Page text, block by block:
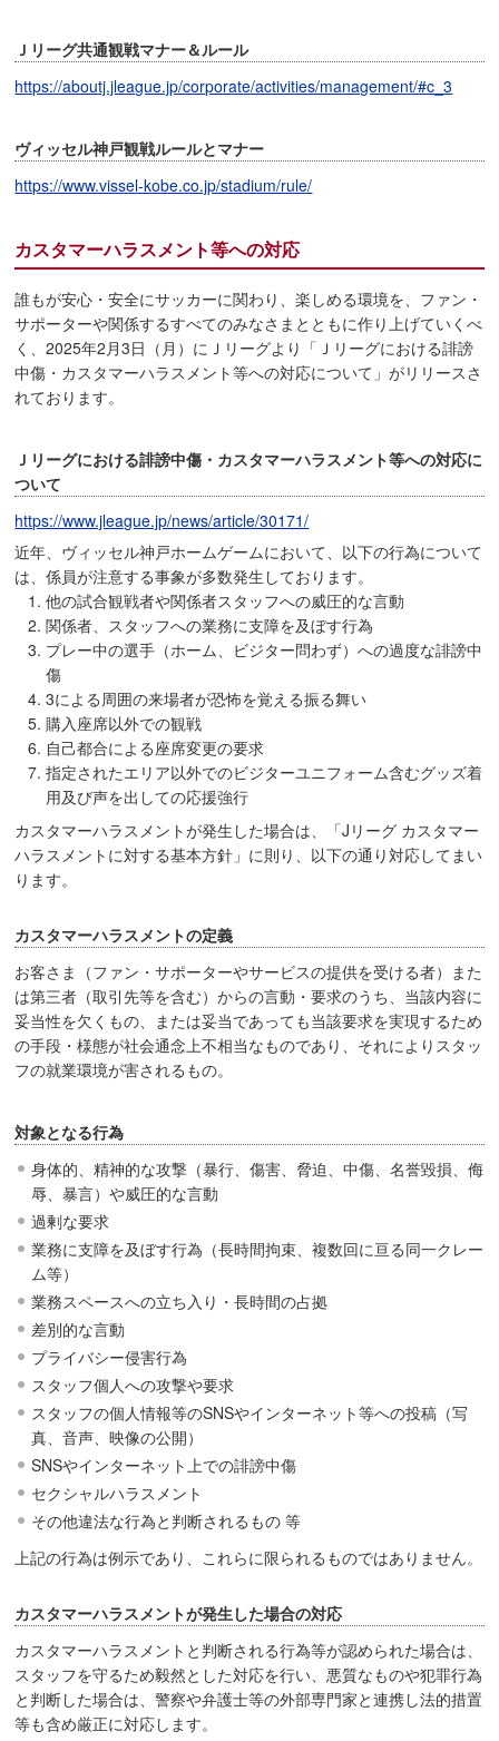
Ｊリーグ共通観戦マナー＆ルール
https://aboutj.jleague.jp/corporate/activities/management/#c_3
ヴィッセル神戸観戦ルールとマナー
https://www.vissel-kobe.co.jp/stadium/rule/
カスタマーハラスメント等への対応
誰もが安心・安全にサッカーに関わり、楽しめる環境を、ファン・
サポーターや関係するすべてのみなさまとともに作り上げていくべ
く、2025年2月3日（月）にＪリーグより「Ｊリーグにおける誹謗
中傷・カスタマーハラスメント等への対応について」がリリースさ
れております。
Ｊリーグにおける誹謗中傷・カスタマーハラスメント等への対応に
ついて
https://www.jleague.jp/news/article/30171/
近年、ヴィッセル神戸ホームゲームにおいて、以下の行為について
は、係員が注意する事象が多数発生しております。
他の試合観戦者や関係者スタッフへの威圧的な言動
関係者、スタッフへの業務に支障を及ぼす行為
プレー中の選手（ホーム、ビジター問わず）への過度な誹謗中
傷
3による周囲の来場者が恐怖を覚える振る舞い
購入座席以外での観戦
自己都合による座席変更の要求
指定されたエリア以外でのビジターユニフォーム含むグッズ着
用及び声を出しての応援強行
カスタマーハラスメントが発生した場合は、「Jリーグ カスタマー
ハラスメントに対する基本方針」に則り、以下の通り対応してまい
ります。
カスタマーハラスメントの定義
お客さま（ファン・サポーターやサービスの提供を受ける者）また
は第三者（取引先等を含む）からの言動・要求のうち、当該内容に
妥当性を欠くもの、または妥当であっても当該要求を実現するため
の手段・様態が社会通念上不相当なものであり、それによりスタッ
フの就業環境が害されるもの。
対象となる行為
身体的、精神的な攻撃（暴行、傷害、脅迫、中傷、名誉毀損、侮
辱、暴言）や威圧的な言動
過剰な要求
業務に支障を及ぼす行為（長時間拘束、複数回に亘る同一クレー
ム等）
業務スペースへの立ち入り・長時間の占拠
差別的な言動
プライバシー侵害行為
スタッフ個人への攻撃や要求
スタッフの個人情報等のSNSやインターネット等への投稿（写
真、音声、映像の公開）
SNSやインターネット上での誹謗中傷
セクシャルハラスメント
その他違法な行為と判断されるもの 等
上記の行為は例示であり、これらに限られるものではありません。
カスタマーハラスメントが発生した場合の対応
カスタマーハラスメントと判断される行為等が認められた場合は、
スタッフを守るため毅然とした対応を行い、悪質なものや犯罪行為
と判断した場合は、警察や弁護士等の外部専門家と連携し法的措置
等も含め厳正に対応します。